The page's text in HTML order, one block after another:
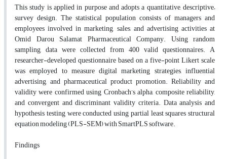
This study is applied in purpose and adopts a quantitative, descriptive–
survey design. The statistical population consists of managers and
employees involved in marketing, sales, and advertising activities at
Omid Darou Salamat Pharmaceutical Company. Using random
sampling, data were collected from 400 valid questionnaires. A
researcher-developed questionnaire based on a five-point Likert scale
was employed to measure digital marketing strategies, influential
advertising, and pharmaceutical product promotion. Reliability and
validity were confirmed using Cronbach’s alpha, composite reliability,
and convergent and discriminant validity criteria. Data analysis and
hypothesis testing were conducted using partial least squares structural
equation modeling (PLS-SEM) with SmartPLS software.
Findings